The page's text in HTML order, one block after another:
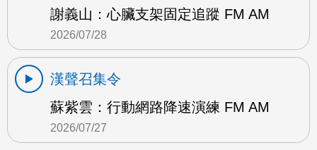
謝義山：心臟支架固定追蹤 FM AM
2026/07/28
漢聲召集令
蘇紫雲：行動網路降速演練 FM AM
2026/07/27